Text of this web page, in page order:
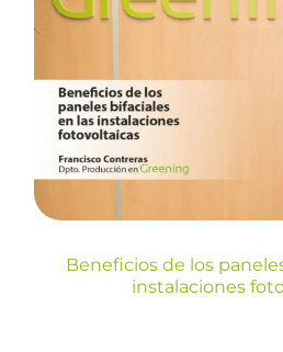
Beneficios de
bifaciales en las
Beneficios de los
instalaciones